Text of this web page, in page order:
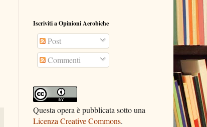
Iscriviti a Opinioni Aerobiche
Post
Commenti
Questa opera è pubblicata sotto una
Licenza Creative Commons.